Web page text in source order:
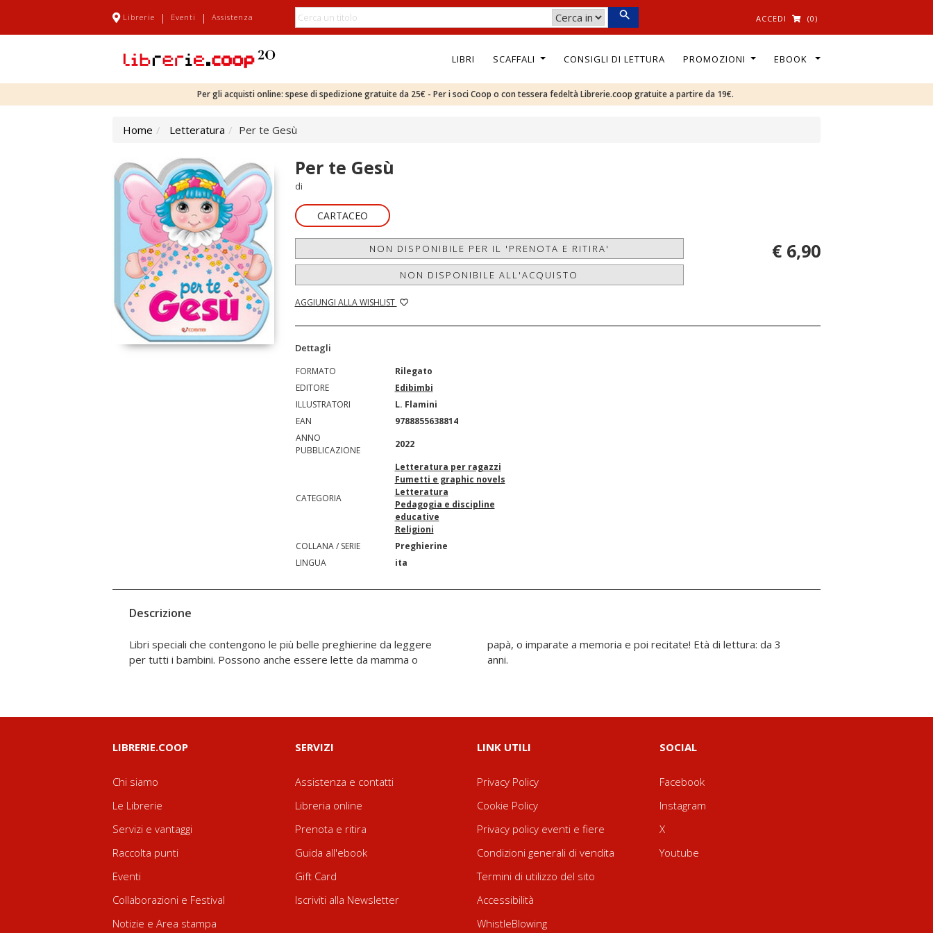
Librerie | Eventi | Assistenza ACCEDI (0)
LIBRI SCAFFALI CONSIGLI DI LETTURA PROMOZIONI EBOOK
Per gli acquisti online: spese di spedizione gratuite da 25€ - Per i soci Coop o con tessera fedeltà Librerie.coop gratuite a partire da 19€.
Home Letteratura Per te Gesù
Per te Gesù
di
CARTACEO
NON DISPONIBILE PER IL 'PRENOTA E RITIRA'
NON DISPONIBILE ALL'ACQUISTO
AGGIUNGI ALLA WISHLIST
€ 6,90
Dettagli
FORMATO
Rilegato
EDITORE
Edibimbi
ILLUSTRATORI
L. Flamini
EAN
9788855638814
ANNO
PUBBLICAZIONE
2022
CATEGORIA
Letteratura per ragazzi
Fumetti e graphic novels
Letteratura
Pedagogia e discipline
educative
Religioni
COLLANA / SERIE
Preghierine
LINGUA
ita
Descrizione
Libri speciali che contengono le più belle preghierine da leggere
per tutti i bambini. Possono anche essere lette da mamma o
papà, o imparate a memoria e poi recitate! Età di lettura: da 3
anni.
LIBRERIE.COOP
Chi siamo
Le Librerie
Servizi e vantaggi
Raccolta punti
Eventi
Collaborazioni e Festival
Notizie e Area stampa
SERVIZI
Assistenza e contatti
Libreria online
Prenota e ritira
Guida all'ebook
Gift Card
Iscriviti alla Newsletter
LINK UTILI
Privacy Policy
Cookie Policy
Privacy policy eventi e fiere
Condizioni generali di vendita
Termini di utilizzo del sito
Accessibilità
WhistleBlowing
SOCIAL
Facebook
Instagram
X
Youtube